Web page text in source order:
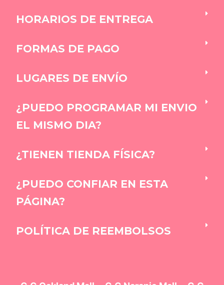
HORARIOS DE ENTREGA
FORMAS DE PAGO
LUGARES DE ENVÍO
¿PUEDO PROGRAMAR MI ENVIO
EL MISMO DIA?
¿TIENEN TIENDA FÍSICA?
¿PUEDO CONFIAR EN ESTA
PÁGINA?
POLÍTICA DE REEMBOLSOS